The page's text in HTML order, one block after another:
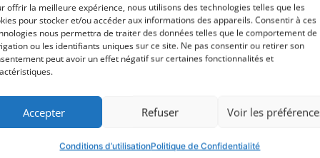
offrir la meilleure expérience, nous utilisons des technologies telles que les
pour stocker et/ou accéder aux informations des appareils. Consentir à ces
nous permettra de traiter des données telles que le comportement de
ou les identifiants uniques sur ce site. Ne pas consentir ou retirer son
peut avoir un effet négatif sur certaines fonctionnalités et
Accepter Refuser Voir les
Conditions d’utilisationPolitique de Confidentialité